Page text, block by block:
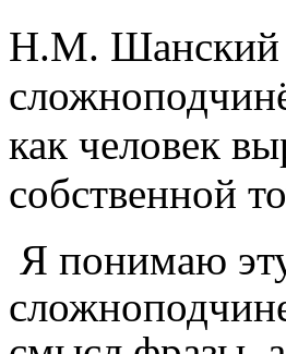
Н.М. Шанский
как человек
собственной
Я понимаю